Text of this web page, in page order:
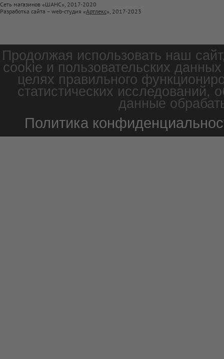
Сеть магазинов «ШАНС», 2017-2020
Разработка сайта – web-студия «Артлекс», 2017-2023
Продолжая использовать наш
cookie и пользовательских
целях правильного
статистических
данные
Политика